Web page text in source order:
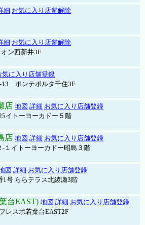
細 お気に入り店舗解除
細 お気に入り店舗解除
ン西新井3F
気に入り店舗登録
13 ポンテポルタ千住3F
店 地図 詳細 お気に入り店舗登録
イトーヨーカドー５階
店 地図 詳細 お気に入り店舗登録
１イトーヨーカドー昭島３階
図 詳細 お気に入り店舗登録
号 ららテラス北綾瀬3階
台EAST) 地図 詳細 お気に入り店舗登録
レスポ若葉台EAST2F